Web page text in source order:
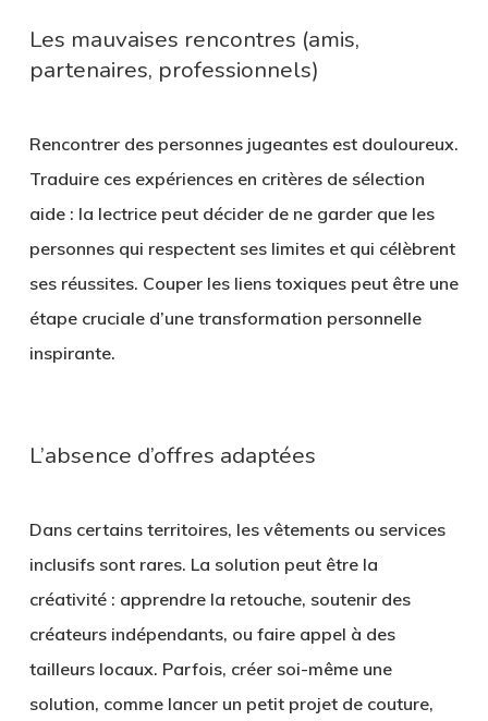
Les mauvaises rencontres (amis,
partenaires, professionnels)
Rencontrer des personnes jugeantes est douloureux.
Traduire ces expériences en critères de sélection
aide : la lectrice peut décider de ne garder que les
personnes qui respectent ses limites et qui célèbrent
ses réussites. Couper les liens toxiques peut être une
étape cruciale d’une transformation personnelle
inspirante.
L’absence d’offres adaptées
Dans certains territoires, les vêtements ou services
inclusifs sont rares. La solution peut être la
créativité : apprendre la retouche, soutenir des
créateurs indépendants, ou faire appel à des
tailleurs locaux. Parfois, créer soi-même une
solution, comme lancer un petit projet de couture,